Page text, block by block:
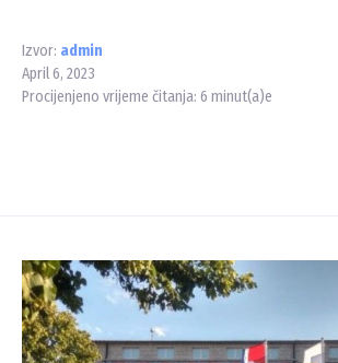
Izvor: admin
April 6, 2023
Procijenjeno vrijeme čitanja: 6 minut(a)e